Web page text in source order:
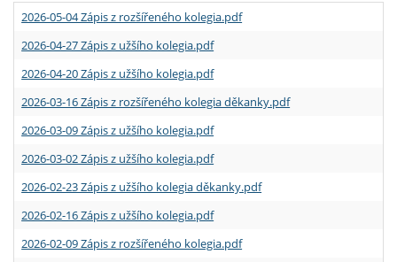
2026-05-04 Zápis z rozšířeného kolegia.pdf
2026-04-27 Zápis z užšího kolegia.pdf
2026-04-20 Zápis z užšího kolegia.pdf
2026-03-16 Zápis z rozšířeného kolegia děkanky.pdf
2026-03-09 Zápis z užšího kolegia.pdf
2026-03-02 Zápis z užšího kolegia.pdf
2026-02-23 Zápis z užšího kolegia děkanky.pdf
2026-02-16 Zápis z užšího kolegia.pdf
2026-02-09 Zápis z rozšířeného kolegia.pdf